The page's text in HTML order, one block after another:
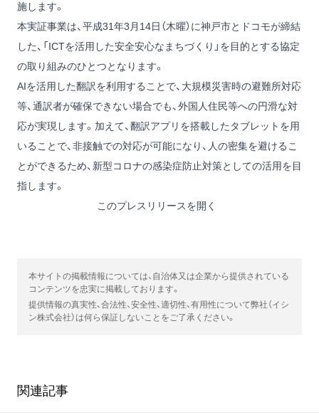
施します。
本実証事業は、平成31年3月14日（木曜）に神戸市とドコモが締結
した、「ICTを活用した安全安心なまちづくり」を目的とする協定
の取り組みのひとつとなります。
AIを活用した翻訳を利用することで、大規模災害時の避難所対応
等、通訳者が確保できない場合でも、外国人住民等への円滑な対
応が実現します。加えて、翻訳アプリを搭載したタブレットを用
いることで、非接触での対応が可能になり、人の密集を避けるこ
とができるため、新型コロナの感染症防止対策としての活用を目
指します。
このプレスリリースを開く
本サイトの掲載情報については、自治体又は企業から提供されている
コンテンツを忠実に掲載しております。
提供情報の真実性、合法性、安全性、適切性、有用性について弊社（イシ
ン株式会社）は何ら保証しないことをご了承ください。
関連記事